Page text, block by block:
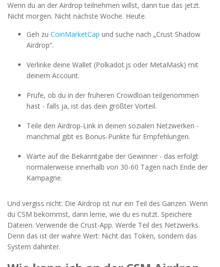
Wenn du an der Airdrop teilnehmen willst, dann tue das jetzt.
Nicht morgen. Nicht nächste Woche. Heute.
Geh zu CoinMarketCap und suche nach „Crust Shadow
Airdrop“.
Verlinke deine Wallet (Polkadot.js oder MetaMask) mit
deinem Account.
Prüfe, ob du in der früheren Crowdloan teilgenommen
hast - falls ja, ist das dein größter Vorteil.
Teile den Airdrop-Link in deinen sozialen Netzwerken -
manchmal gibt es Bonus-Punkte für Empfehlungen.
Warte auf die Bekanntgabe der Gewinner - das erfolgt
normalerweise innerhalb von 30-60 Tagen nach Ende der
Kampagne.
Und vergiss nicht: Die Airdrop ist nur ein Teil des Ganzen. Wenn
du CSM bekommst, dann lerne, wie du es nutzt. Speichere
Dateien. Verwende die Crust-App. Werde Teil des Netzwerks.
Denn das ist der wahre Wert: Nicht das Token, sondern das
System dahinter.